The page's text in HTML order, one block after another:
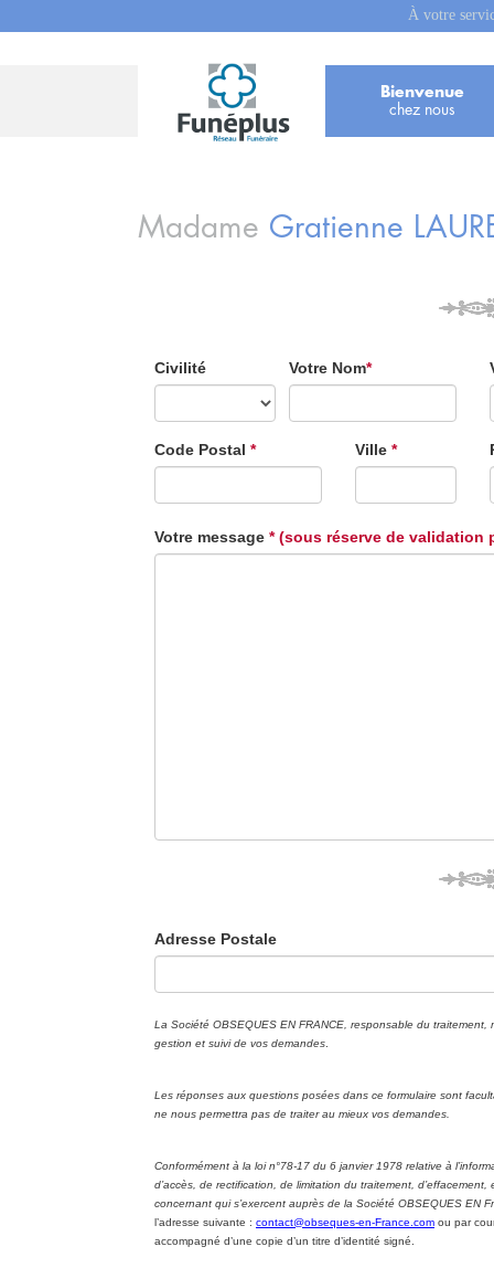
À votre
Bienvenue
chez nous
Madame Gratienne
Civilité Votre Nom*
Code Postal * Ville*
Votre message * (sous réserve de validation
Adresse Postale
La Société OBSEQUES EN FRANCE, responsable du
gestion et suivi de vos demandes
Les réponses aux questions posées dans ce formulaire sont
ne nous permettra pas de traiter au mieux vos demandes.
Conformément à la loi n°78-17 du 6 janvier 1978 relative à
d’accès, de rectification, de limitation du traitement,
concernant qui s’exercent auprès de la Société OBSEQUES EN
l’adresse suivante : contact@obseques-en-France.com ou par
accompagné d’une copie d’un titre d’identité signé.